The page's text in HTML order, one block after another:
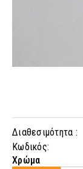
Διαθεσιμότητα :
Κωδικός:
Χρώμα